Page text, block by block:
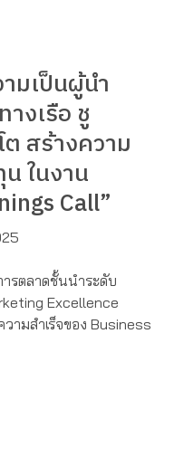
มเป็นผู้นำ
งเรือ ชู
สร้างความ
ในงาน
Call”